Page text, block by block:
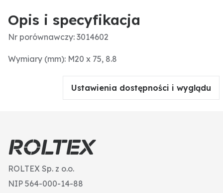
Opis i specyfikacja
Nr porównawczy: 3014602
Wymiary (mm): M20 x 75, 8.8
Ustawienia dostępności i wyglądu
ROLTEX Sp. z o.o.
NIP 564-000-14-88